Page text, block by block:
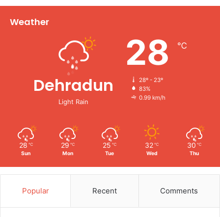
Weather
Dehradun
Light Rain
28 ℃
28º - 23º
83%
0.99 km/h
28 ℃
Sun
29 ℃
Mon
25 ℃
Tue
32 ℃
Wed
30 ℃
Thu
Popular Recent Comments